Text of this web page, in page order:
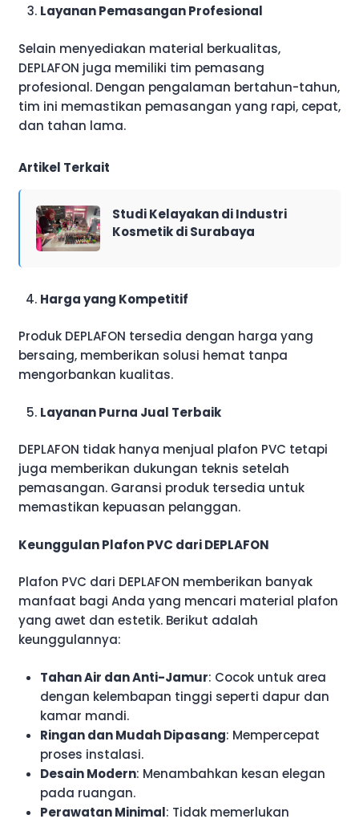
Layanan Pemasangan Profesional
Selain menyediakan material berkualitas,
DEPLAFON juga memiliki tim pemasang
profesional. Dengan pengalaman bertahun-tahun,
tim ini memastikan pemasangan yang rapi, cepat,
dan tahan lama.
Artikel Terkait
Studi Kelayakan di Industri
Kosmetik di Surabaya
Harga yang Kompetitif
Produk DEPLAFON tersedia dengan harga yang
bersaing, memberikan solusi hemat tanpa
mengorbankan kualitas.
Layanan Purna Jual Terbaik
DEPLAFON tidak hanya menjual plafon PVC tetapi
juga memberikan dukungan teknis setelah
pemasangan. Garansi produk tersedia untuk
memastikan kepuasan pelanggan.
Keunggulan Plafon PVC dari DEPLAFON
Plafon PVC dari DEPLAFON memberikan banyak
manfaat bagi Anda yang mencari material plafon
yang awet dan estetik. Berikut adalah
keunggulannya:
Tahan Air dan Anti-Jamur: Cocok untuk area
dengan kelembapan tinggi seperti dapur dan
kamar mandi.
Ringan dan Mudah Dipasang: Mempercepat
proses instalasi.
Desain Modern: Menambahkan kesan elegan
pada ruangan.
Perawatan Minimal: Tidak memerlukan